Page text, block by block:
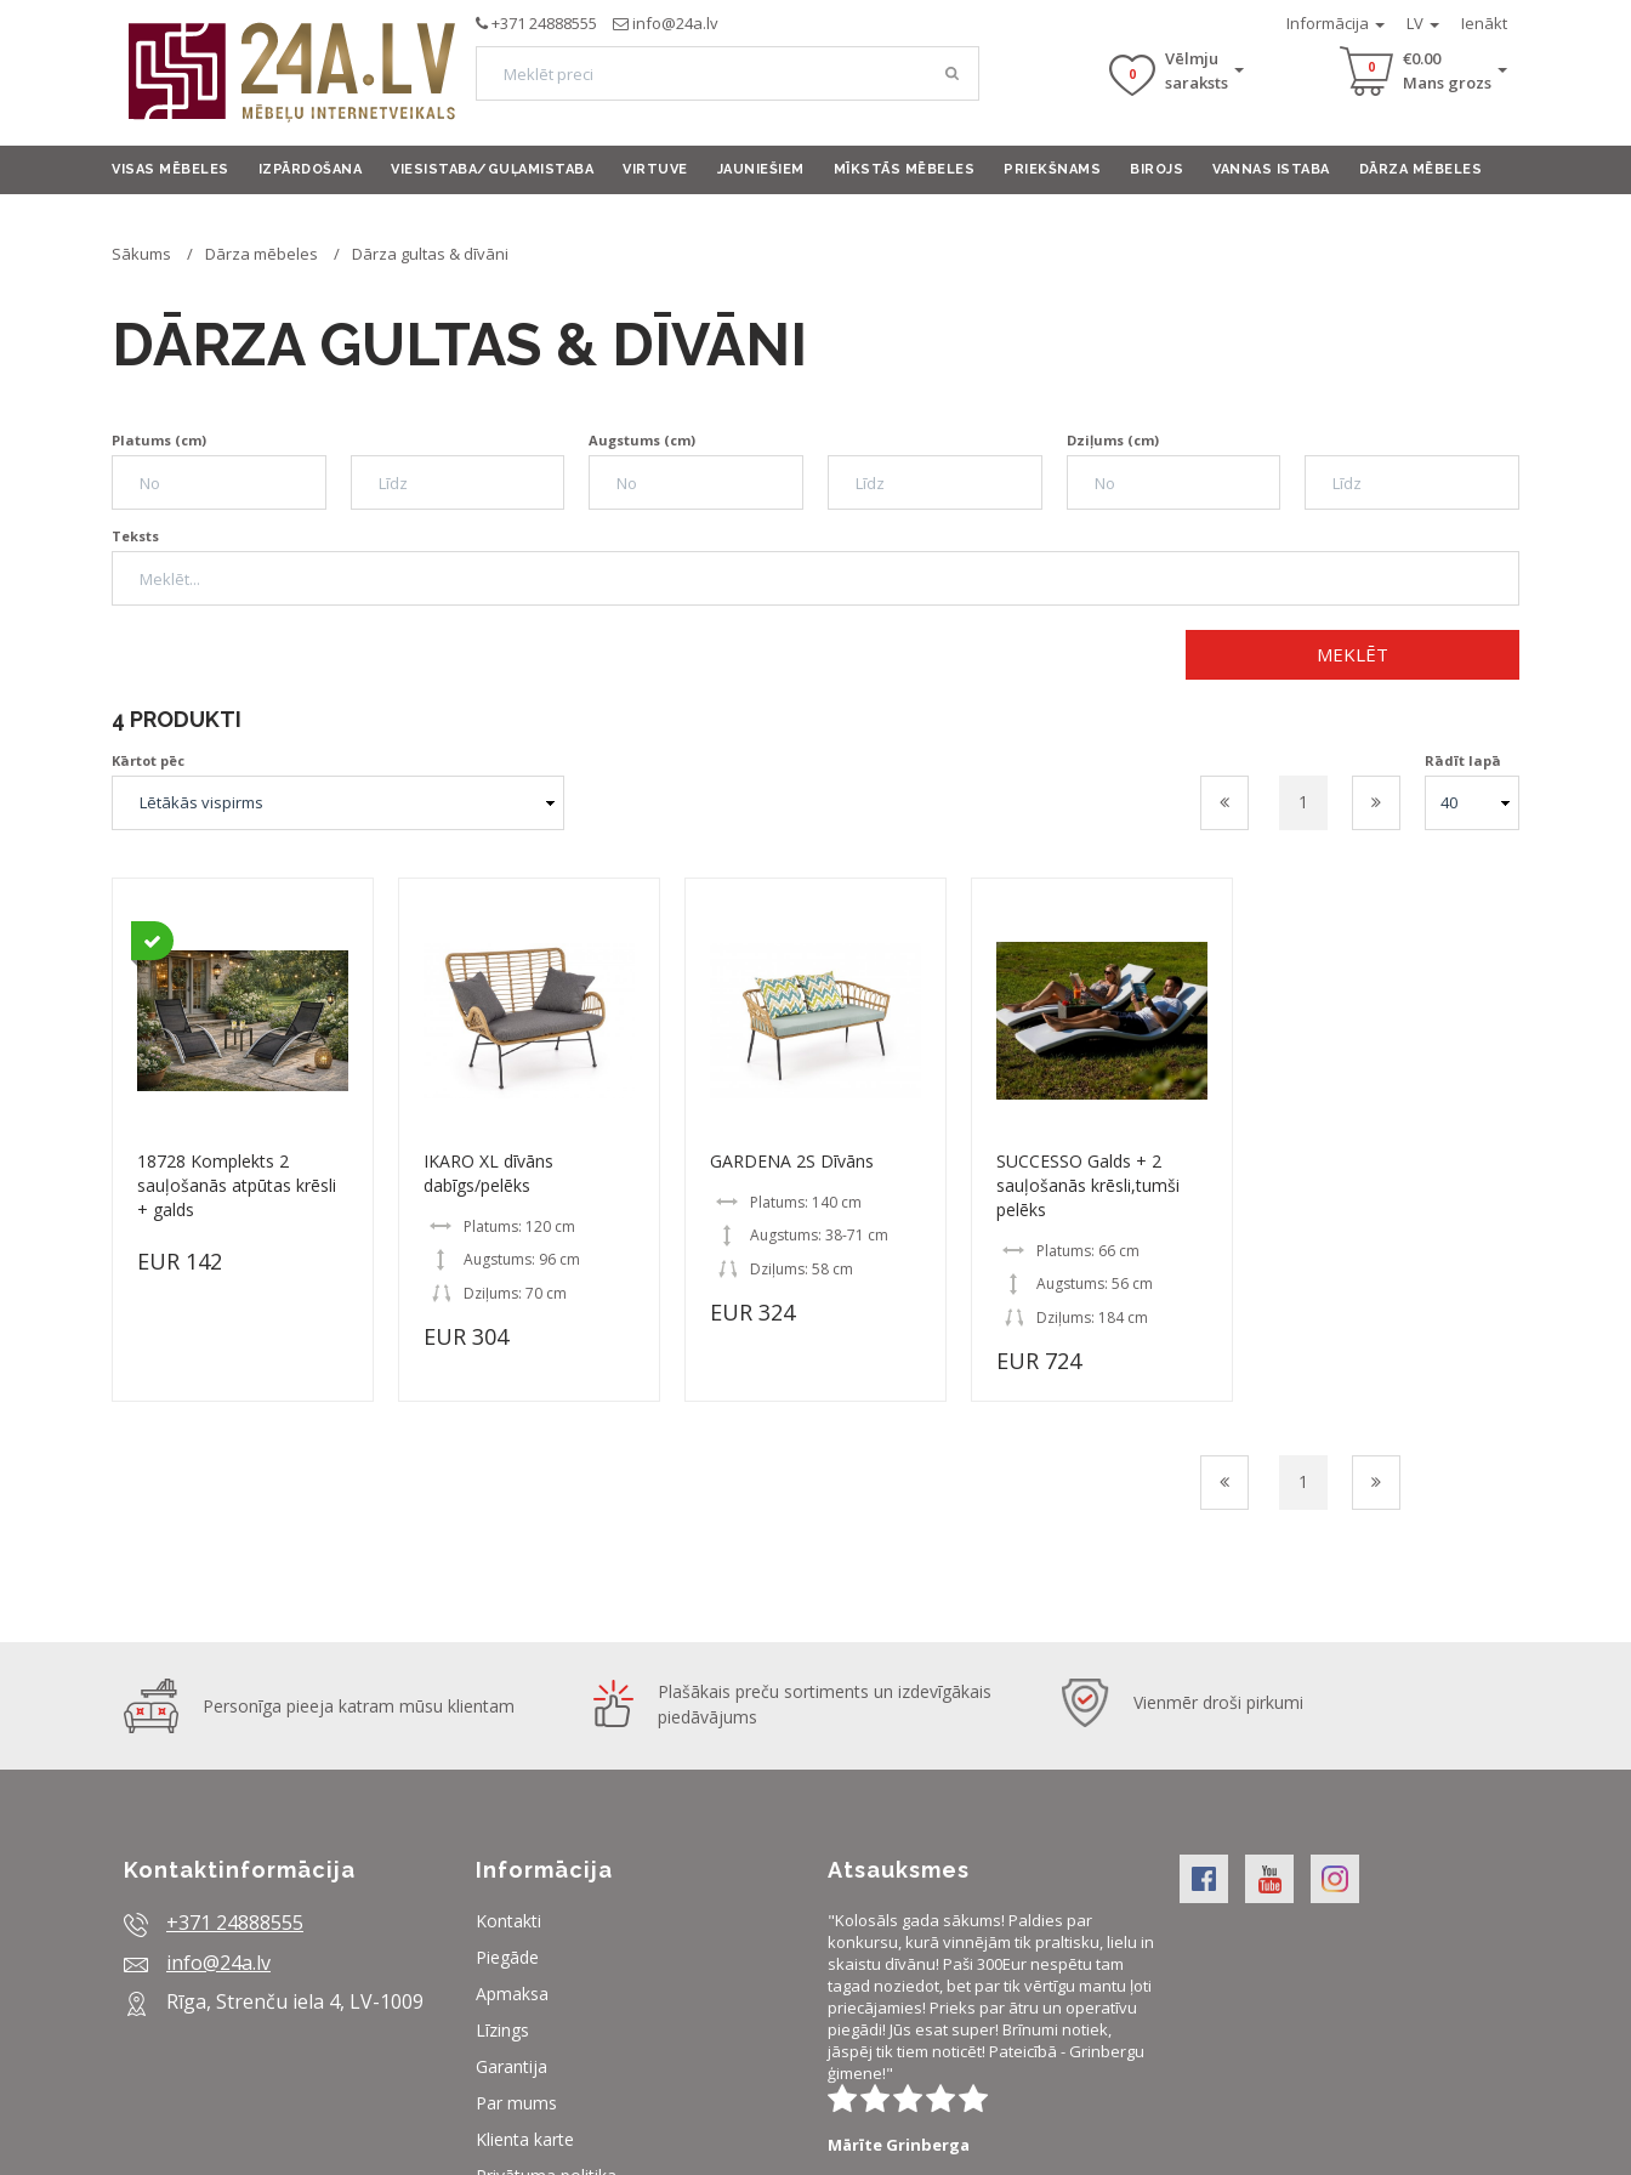
Informācija LV Ienākt
+371 24888555 info@24a.lv
0
Vēlmju
saraksts
0
€0.00
Mans grozs
VISAS MĒBELES IZPĀRDOŠANA VIESISTABA/GUĻAMISTABA VIRTUVE JAUNIEŠIEM MĪKSTĀS MĒBELES PRIEKŠNAMS BIROJS VANNAS ISTABA DĀRZA MĒBELES
Sākums Dārza mēbeles Dārza gultas & dīvāni
DĀRZA GULTAS & DĪVĀNI
Platums (cm) Augstums (cm) Dziļums (cm)
Teksts
MEKLĒT
4 PRODUKTI
Kārtot pēc
1
Rādīt lapā
18728 Komplekts 2
sauļošanās atpūtas krēsli
+ galds
EUR 142
IKARO XL dīvāns
dabīgs/pelēks
Platums: 120 cm
Augstums: 96 cm
Dziļums: 70 cm
EUR 304
GARDENA 2S Dīvāns
Platums: 140 cm
Augstums: 38-71 cm
Dziļums: 58 cm
EUR 324
SUCCESSO Galds + 2
sauļošanās krēsli,tumši
pelēks
Platums: 66 cm
Augstums: 56 cm
Dziļums: 184 cm
EUR 724
1
Personīga pieeja katram mūsu klientam
Plašākais preču sortiments un izdevīgākais
piedāvājums
Vienmēr droši pirkumi
Kontaktinformācija
+371 24888555
info@24a.lv
Rīga, Strenču iela 4, LV-1009
Informācija
Kontakti
Piegāde
Apmaksa
Līzings
Garantija
Par mums
Klienta karte
Atsauksmes
"Kolosāls gada sākums! Paldies par
konkursu, kurā vinnējām tik praltisku, lielu in
skaistu dīvānu! Paši 300Eur nespētu tam
tagad noziedot, bet par tik vērtīgu mantu ļoti
priecājamies! Prieks par ātru un operatīvu
piegādi! Jūs esat super! Brīnumi notiek,
jāspēj tik tiem noticēt! Pateicībā - Grinbergu
ģimene!"
Mārīte Grinberga